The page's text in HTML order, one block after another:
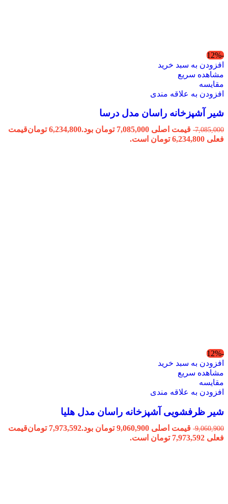
-12%
افزودن به سبد خرید
مشاهده سریع
مقایسه
افزودن به علاقه مندی
شیر آشپزخانه راسان مدل درسا
7,085,000 قیمت اصلی 7,085,000 تومان بود. 6,234,800 تومانقیمت
فعلی 6,234,800 تومان است.
-12%
افزودن به سبد خرید
مشاهده سریع
مقایسه
افزودن به علاقه مندی
شیر ظرفشویی آشپزخانه راسان مدل هلیا
9,060,900 قیمت اصلی 9,060,900 تومان بود. 7,973,592 تومانقیمت
فعلی 7,973,592 تومان است.